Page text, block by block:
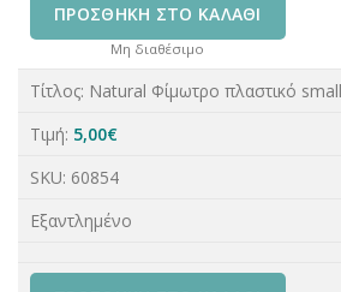
ΠΡΟΣΘΉΚΗ ΣΤΟ ΚΑΛΆΘΙ
Μη διαθέσιμο
Τίτλος: Natural Φίμωτρο πλαστικό small
Τιμή: 5,00€
SKU: 60854
Εξαντλημένο